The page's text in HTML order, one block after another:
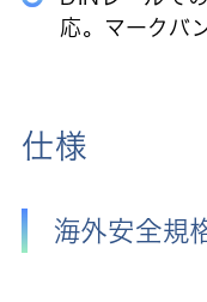
応。マークバ
仕様
海外安全規